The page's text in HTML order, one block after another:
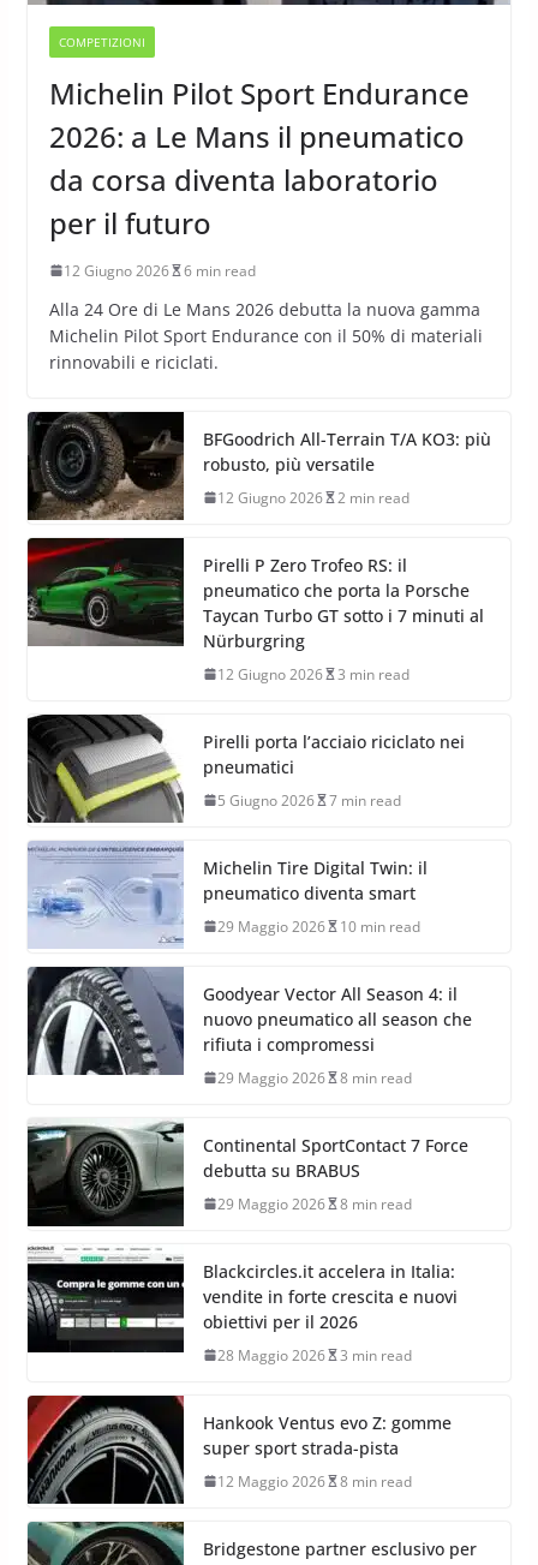
COMPETIZIONI
Michelin Pilot Sport Endurance
2026: a Le Mans il pneumatico
da corsa diventa laboratorio
per il futuro
12 Giugno 2026 6 min read
Alla 24 Ore di Le Mans 2026 debutta la nuova gamma
Michelin Pilot Sport Endurance con il 50% di materiali
rinnovabili e riciclati.
BFGoodrich All-Terrain T/A KO3: più
robusto, più versatile
12 Giugno 2026 2 min read
Pirelli P Zero Trofeo RS: il
pneumatico che porta la Porsche
Taycan Turbo GT sotto i 7 minuti al
Nürburgring
12 Giugno 2026 3 min read
Pirelli porta l’acciaio riciclato nei
pneumatici
5 Giugno 2026 7 min read
Michelin Tire Digital Twin: il
pneumatico diventa smart
29 Maggio 2026 10 min read
Goodyear Vector All Season 4: il
nuovo pneumatico all season che
rifiuta i compromessi
29 Maggio 2026 8 min read
Continental SportContact 7 Force
debutta su BRABUS
29 Maggio 2026 8 min read
Blackcircles.it accelera in Italia:
vendite in forte crescita e nuovi
obiettivi per il 2026
28 Maggio 2026 3 min read
Hankook Ventus evo Z: gomme
super sport strada-pista
12 Maggio 2026 8 min read
Bridgestone partner esclusivo per